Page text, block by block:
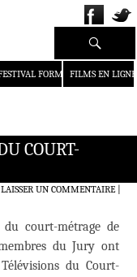
FORMAT COURT
FILMS EN LIGNE
Recherche
COURT-
LAISSER UN COMMENTAIRE|
court-métrage de
du Jury ont
du Court-